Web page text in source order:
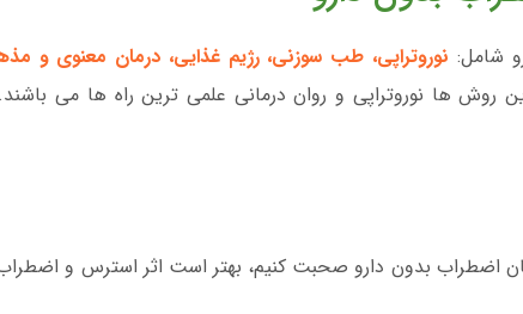
شامل: نوروتراپی، طب سوزنی، رژیم غذایی، درمان معنوی و
روش ها نوروتراپی و روان درمانی علمی ترین راه ها می باشند.
اضطراب بدون دارو صحبت کنیم، بهتر است اثر استرس و